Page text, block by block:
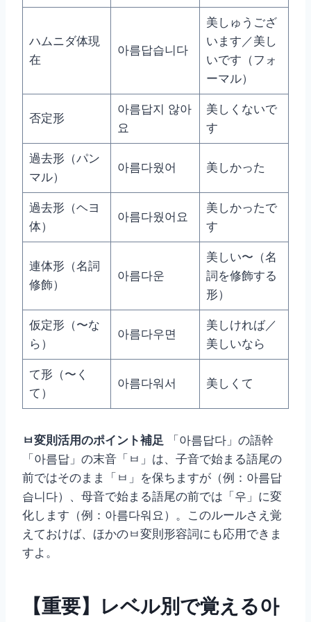
ハムニダ体現
在
아름답습니다
美しゅうござ
います／美し
いです（フォ
ーマル）
否定形
아름답지 않아
요
美しくないで
す
過去形（パン
マル）
아름다웠어 美しかった
過去形（ヘヨ
体）
아름다웠어요
美しかったで
す
連体形（名詞
修飾）
아름다운
美しい〜（名
詞を修飾する
形）
仮定形（〜な
ら）
아름다우면
美しければ／
美しいなら
て形（〜く
て）
아름다워서 美しくて
ㅂ変則活用のポイント補足 「아름답다」の語幹
「아름답」の末音「ㅂ」は、子音で始まる語尾の
前ではそのまま「ㅂ」を保ちますが（例：아름답
습니다）、母音で始まる語尾の前では「우」に変
化します（例：아름다워요）。このルールさえ覚
えておけば、ほかのㅂ変則形容詞にも応用できま
すよ。
【重要】レベル別で覚える아